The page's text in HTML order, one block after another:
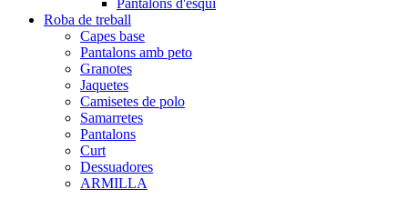
Roba de treball
Capes base
Pantalons amb peto
Granotes
Jaquetes
Camisetes de polo
Samarretes
Pantalons
Curt
Dessuadores
ARMILLA